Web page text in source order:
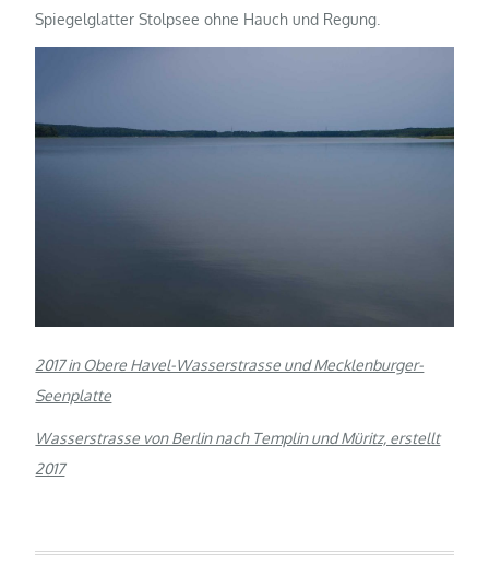
Spiegelglatter Stolpsee ohne Hauch und Regung.
2017 in Obere Havel-Wasserstrasse und Mecklenburger-
Seenplatte
Wasserstrasse von Berlin nach Templin und Müritz, erstellt
2017